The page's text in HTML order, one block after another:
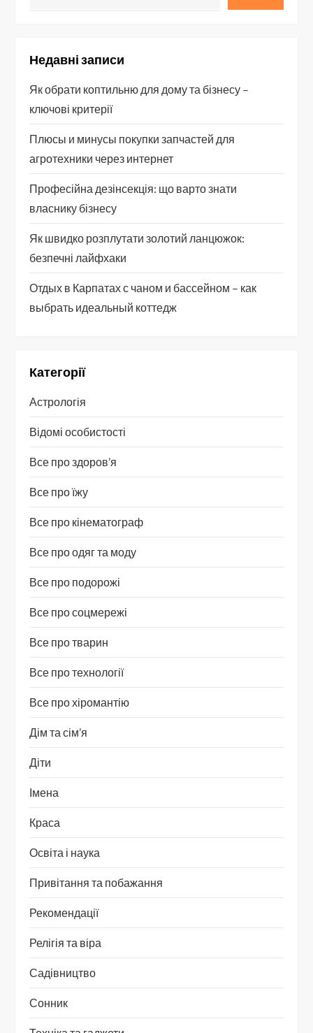
Недавні записи
Як обрати коптильню для дому та бізнесу –
ключові критерії
Плюсы и минусы покупки запчастей для
агротехники через интернет
Професійна дезінсекція: що варто знати
власнику бізнесу
Як швидко розплутати золотий ланцюжок:
безпечні лайфхаки
Отдых в Карпатах с чаном и бассейном – как
выбрать идеальный коттедж
Категорії
Астрологія
Відомі особистості
Все про здоров’я
Все про їжу
Все про кінематограф
Все про одяг та моду
Все про подорожі
Все про соцмережі
Все про тварин
Все про технології
Все про хіромантію
Дім та сім’я
Діти
Імена
Краса
Освіта і наука
Привітання та побажання
Рекомендації
Релігія та віра
Садівництво
Сонник